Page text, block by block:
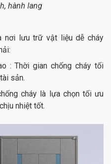
hành lang
nơi lưu trữ vật liệu dễ cháy
: Thời gian chống cháy tối
sản.
cháy là lựa chọn tối ưu
nhiệt tốt.